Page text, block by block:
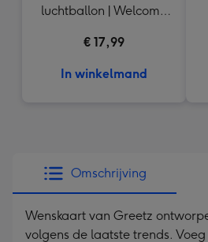
luchtballon | Welcome
€ 17,99
In winkelmand
Omschrijving
Wenskaart van Greetz
volgens de laatste trends.